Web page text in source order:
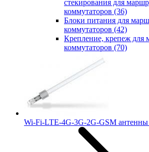
стекирования для
коммутаторов (36)
Блоки питания для
коммутаторов (42)
Крепление, крепеж для
коммутаторов (70)
Wi-Fi-LTE-4G-3G-2G-GSM антенны